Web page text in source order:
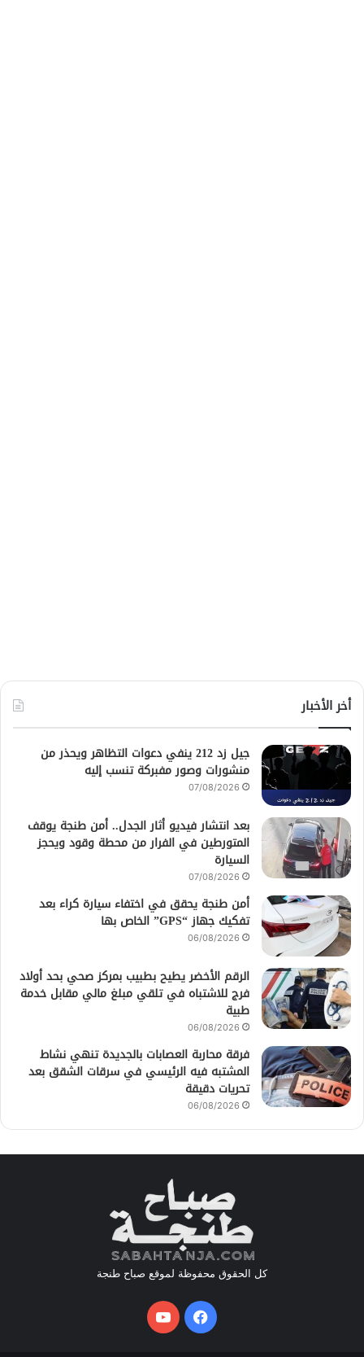
أخر الأخبار
جيل زد 212 ينفي دعوات التظاهر ويحذر من
منشورات وصور مفبركة تنسب إليه
07/08/2026
بعد انتشار فيديو أثار الجدل.. أمن طنجة يوقف
المتورطين في الفرار من محطة وقود ويحجز
السيارة
07/08/2026
أمن طنجة يحقق في اختفاء سيارة كراء بعد
تفكيك جهاز “GPS” الخاص بها
06/08/2026
الرقم الأخضر يطيح بطبيب بمركز صحي بحد أولاد
فرج للاشتباه في تلقي مبلغ مالي مقابل خدمة
طبية
06/08/2026
فرقة محاربة العصابات بالجديدة تنهي نشاط
المشتبه فيه الرئيسي في سرقات الشقق بعد
تحريات دقيقة
06/08/2026
كل الحقوق محفوظة لموقع صباح طنجة
فيسبوكيوتيوب